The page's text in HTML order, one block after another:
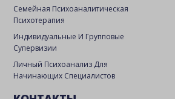
Семейная Психоаналитическая
Психотерапия
Индивидуальные И Групповые
Супервизии
Личный Психоанализ Для
Начинающих Специалистов